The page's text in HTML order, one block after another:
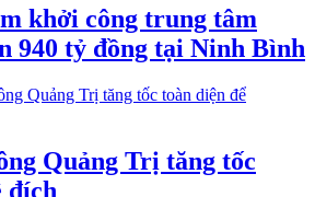
khởi công trung tâm
940 tỷ đồng tại Ninh Bình
Quảng Trị tăng tốc
đích